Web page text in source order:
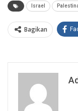
Israel
Bagikan